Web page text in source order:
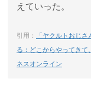
えていった。
引用：
「ヤクルトおじ
る：どこからやってきて
ネスオンライン